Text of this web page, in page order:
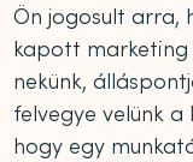
Ön jogosult arra,
kapott
nekünk,
felvegye velünk
hogy egy